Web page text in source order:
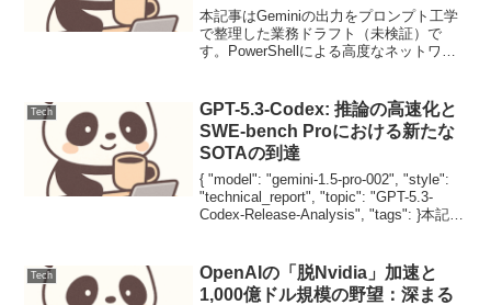
本記事はGeminiの出力をプロンプト工学
で整理した業務ドラフト（未検証）で
す。PowerShellによる高度なネットワー
けるネットワークの問題は、システムの
安定...
Tech
GPT-5.3-Codex: 推論の高速化と
SWE-bench Proにおける新たな
SOTAの到達
{ "model": "gemini-1.5-pro-002", "style":
"technical_report", "topic": "GPT-5.3-
Codex-Release-Analysis", "tags": }本記事
Tech
OpenAIの「脱Nvidia」加速と
1,000億ドル規模の野望：深まる